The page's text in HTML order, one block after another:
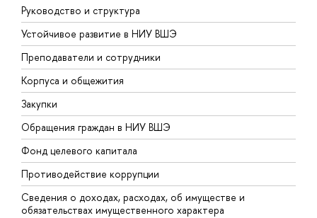
Руководство и структура
Устойчивое развитие в НИУ ВШЭ
Преподаватели и сотрудники
Корпуса и общежития
Закупки
Обращения граждан в НИУ ВШЭ
Фонд целевого капитала
Противодействие коррупции
Сведения о доходах, расходах, об имуществе и
обязательствах имущественного характера